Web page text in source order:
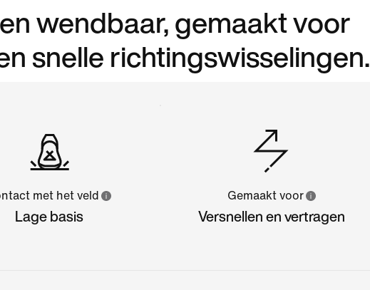
wendbaar, gemaakt voor
snelle richtingswisselingen.
met het veld
Lage basis
Gemaakt voor
Versnellen en vertragen